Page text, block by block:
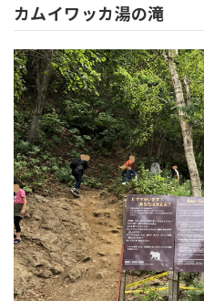
カムイワッカ湯の滝